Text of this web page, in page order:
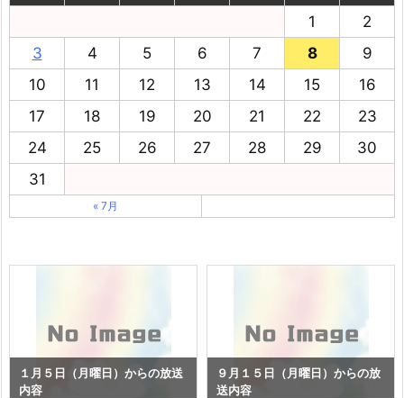
1
2
3
4 5 6 7 8
9
10
11 12 13 14 15
16
17
18 19 20 21 22
23
24
25 26 27 28 29
30
31
« 7月
１月５日（月曜日）からの放送
内容
９月１５日（月曜日）からの放
送内容